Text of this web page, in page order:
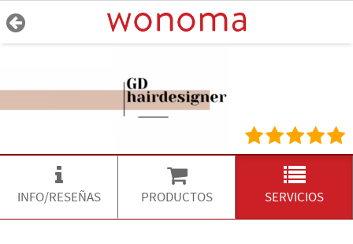
INFO/RESEÑAS PRODUCTOS SERVICIOS